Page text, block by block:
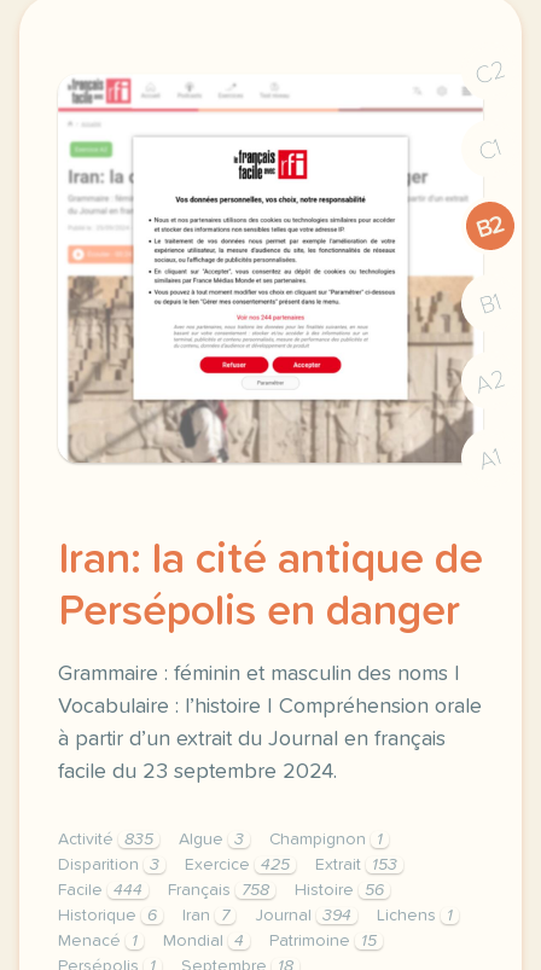
C2
C1
B2
B1
A2
A1
Iran: la cité antique de
Persépolis en danger
Grammaire : féminin et masculin des noms |
Vocabulaire : l’histoire | Compréhension orale
à partir d’un extrait du Journal en français
facile du 23 septembre 2024.
Activité 835 Algue 3 Champignon
1
Disparition
3 Exercice 425 Extrait
153
Facile
444 Français 758 Histoire
56
Historique
6 Iran 7 Journal 394 Lichens
1
Menacé
1 Mondial 4 Patrimoine
15
Persépolis
1 Septembre 18